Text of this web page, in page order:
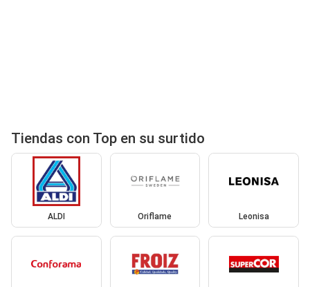
Tiendas con Top en su surtido
ALDI Oriflame Leonisa